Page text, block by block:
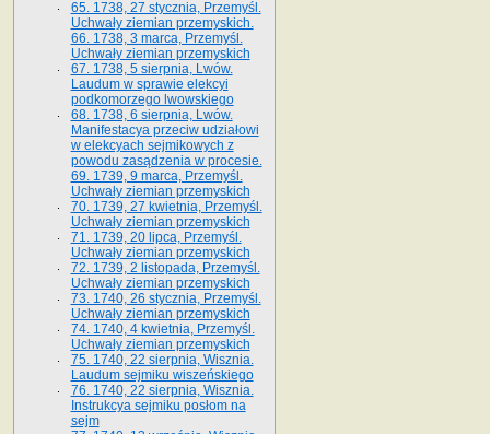
65. 1738, 27 stycznia, Przemyśl.
Uchwały ziemian przemyskich­­.
66. 1738, 3 marca, Przemyśl.
Uchwały ziemian przemyskich­
67. 1738, 5 sierpnia, Lwów.
Laudum w sprawie elekcyi
podkomorzego lwowskiego
68. 1738, 6 sierpnia, Lwów.
Manifestacya przeciw udziałowi
w elekcyach sejmikowych z
powodu zasądzenia w procesie.
69. 1739, 9 marca, Przemyśl.
Uchwały ziemian przemyskich
70. 1739, 27 kwietnia, Przemyśl.
Uchwały ziemian przemyskich
71. 1739, 20 lipca, Przemyśl.
Uchwały ziemian przemyskich
72. 1739, 2 listopada, Przemyśl.
Uchwały ziemian przemyskich
73. 1740, 26 stycznia, Przemyśl.
Uchwały ziemian przemyskich
74. 1740, 4 kwietnia, Przemyśl.
Uchwały ziemian przemyskich
75. 1740, 22 sierpnia, Wisznia.
Laudum sejmiku wiszeńskiego
76. 1740, 22 sierpnia, Wisznia.
Instrukcya sejmiku posłom na
sejm